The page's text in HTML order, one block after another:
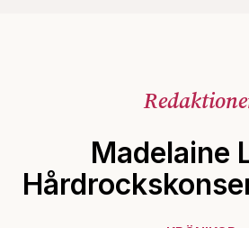
Madelaine